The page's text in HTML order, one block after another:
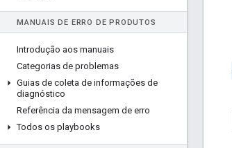
MANUAIS DE ERRO DE PRODUTOS
Introdução aos manuais
Categorias de problemas
Guias de coleta de informações de
diagnóstico
Referência da mensagem de erro
Todos os playbooks